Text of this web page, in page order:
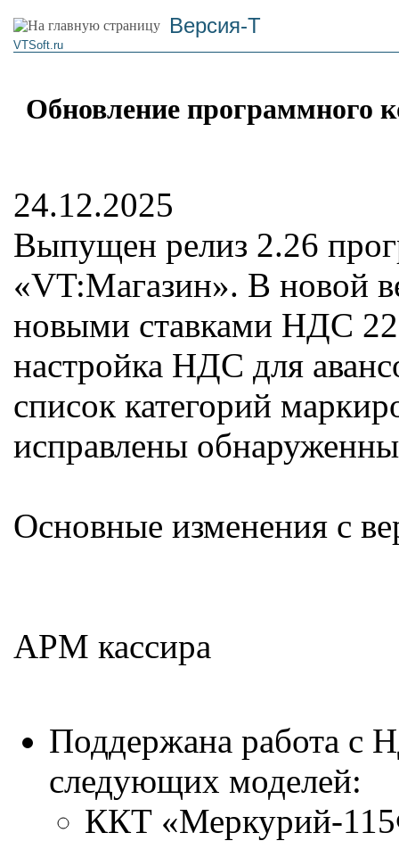
Версия-Т
VTSoft.ru
Обновление программного
24.12.2025
Выпущен релиз 2.26
«VT:Магазин». В новой
новыми ставками НДС
настройка НДС для
список категорий
исправлены
Основные изменения с
АРМ кассира
Поддержана работа с
следующих моделей:
ККТ «Меркурий-